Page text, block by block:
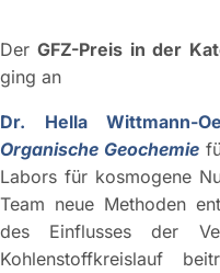
DerGFZ-Preis in der
ging an
Dr. Hella Wittmann-
Organische Geochemie
Labors für kosmogene
Team neue Methoden
des Einflusses der
Kohlenstoffkreislauf